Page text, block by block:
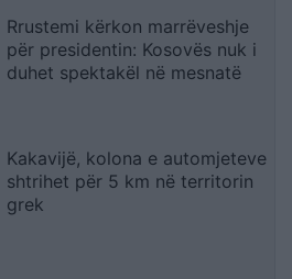
Rrustemi kërkon marrëveshje
për presidentin: Kosovës nuk i
duhet spektakël në mesnatë
Kakavijë, kolona e automjeteve
shtrihet për 5 km në territorin
grek